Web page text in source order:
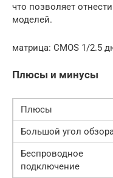
что позволяет
моделей.
матрица: CMOS 1/2.5
Плюсы и минусы
Плюсы
Большой угол
Беспроводное
подключение